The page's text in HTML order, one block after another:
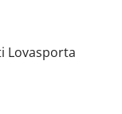
Lovasporta